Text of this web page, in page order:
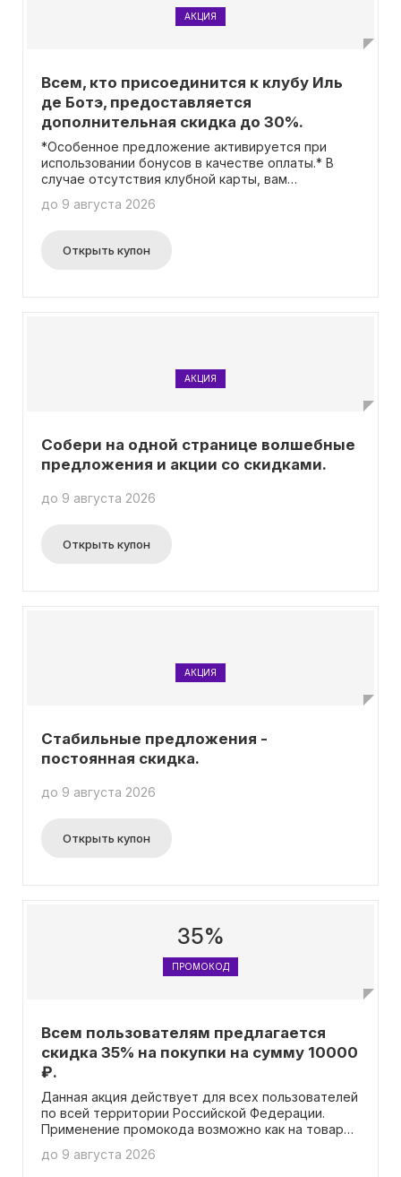
АКЦИЯ
Всем, кто присоединится к клубу Иль
де Ботэ, предоставляется
дополнительная скидка до 30%.
*Особенное предложение активируется при
использовании бонусов в качестве оплаты.* В
случае отсутствия клубной карты, вам
ценные приветственные 500 бонусов,
до 9 августа 2026
Открыть купон
АКЦИЯ
Собери на одной странице волшебные
предложения и акции со скидками.
до 9 августа 2026
Открыть купон
АКЦИЯ
Стабильные предложения -
постоянная скидка.
до 9 августа 2026
Открыть купон
35%
ПРОМОКОД
Всем пользователям предлагается
скидка 35% на покупки на сумму 10000
₽.
Данная акция действует для всех пользователей
по всей территории Российской Федерации.
Применение промокода возможно как на товары
в случае, если промокод применяется к
до 9 августа 2026